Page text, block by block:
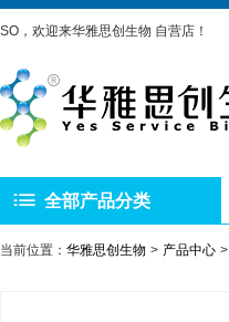
SO，欢迎来华雅思创生物 自营店！
全部产品分类
当前位置： 华雅思创生物 产品中心